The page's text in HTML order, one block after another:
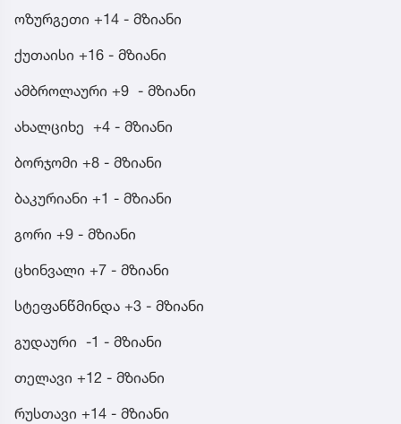
ოზურგეთი +14 - მზიანი
ქუთაისი +16 - მზიანი
ამბროლაური +9 - მზიანი
ახალციხე +4 - მზიანი
ბორჯომი +8 - მზიანი
ბაკურიანი +1 - მზიანი
გორი +9 - მზიანი
ცხინვალი +7 - მზიანი
სტეფანწმინდა +3 - მზიანი
გუდაური -1 - მზიანი
თელავი +12 - მზიანი
რუსთავი +14 - მზიანი